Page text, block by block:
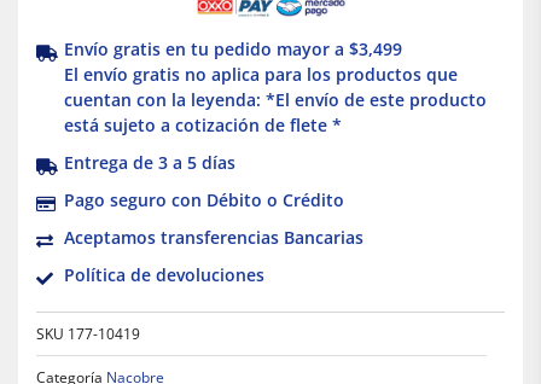
Envío gratis en tu pedido mayor a $3,499
El envío gratis no aplica para los productos que
cuentan con la leyenda: *El envío de este producto
está sujeto a cotización de flete *
Entrega de 3 a 5 días
Pago seguro con Débito o Crédito
Aceptamos transferencias Bancarias
Política de devoluciones
SKU 177-10419
Categoría Nacobre